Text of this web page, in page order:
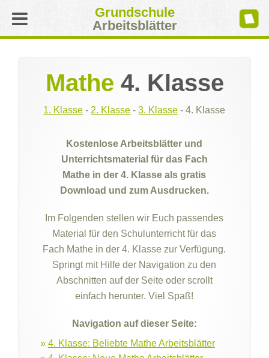
Grundschule
Arbeitsblätter
Mathe 4. Klasse
1. Klasse - 2. Klasse -3. Klasse -4. Klasse
Kostenlose Arbeitsblätter und
Unterrichtsmaterial für das Fach
Mathe in der 4. Klasse als gratis
Download und zum Ausdrucken.
Im Folgenden stellen wir Euch passendes
Material für den Schulunterricht für das
Fach Mathe in der 4. Klasse zur Verfügung.
Springt mit Hilfe der Navigation zu den
Abschnitten auf der Seite oder scrollt
einfach herunter. Viel Spaß!
Navigation auf dieser Seite:
» 4. Klasse: Beliebte Mathe Arbeitsblätter